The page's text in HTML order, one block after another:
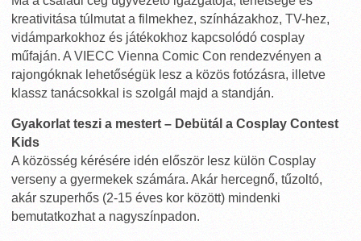
kreativitása túlmutat a filmekhez, színházakhoz, TV-hez,
vidámparkokhoz és játékokhoz kapcsolódó cosplay
műfaján. A VIECC Vienna Comic Con rendezvényen a
rajongóknak lehetőségük lesz a közös fotózásra, illetve
klassz tanácsokkal is szolgál majd a standján.
Gyakorlat teszi a mestert – Debütál a Cosplay Contest
Kids
A közösség kérésére idén először lesz külön Cosplay
verseny a gyermekek számára. Akár hercegnő, tűzoltó,
akár szuperhős (2-15 éves kor között) mindenki
bemutatkozhat a nagyszínpadon.